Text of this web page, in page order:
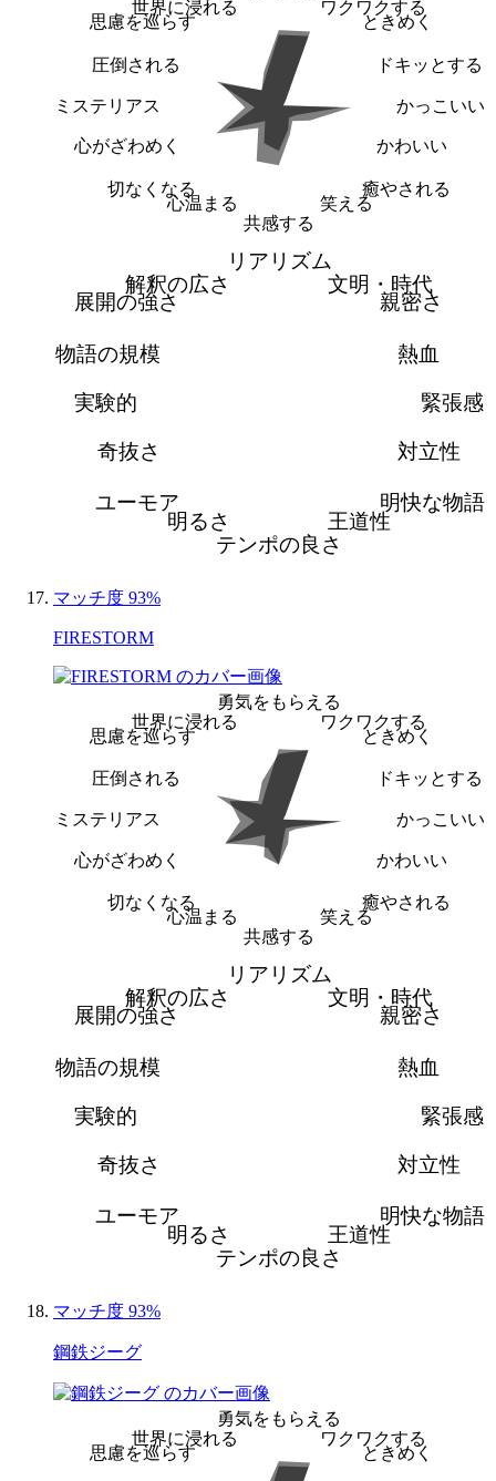
ワクワクする
ときめく
ドキッとする
かっこいい
かわいい
癒やされる
笑える
共感する
心温まる
切なくなる
心がざわめく
ミステリアス
圧倒される
思慮を巡らす
世界に浸れる
リアリズム
文明・時代
親密さ
熱血
緊張感
対立性
明快な物語
王道性
テンポの良さ
明るさ
ユーモア
奇抜さ
実験的
物語の規模
展開の強さ
解釈の広さ
マッチ度 93%
FIRESTORM
勇気をもらえる
ワクワクする
ときめく
ドキッとする
かっこいい
かわいい
癒やされる
笑える
共感する
心温まる
切なくなる
心がざわめく
ミステリアス
圧倒される
思慮を巡らす
世界に浸れる
リアリズム
文明・時代
親密さ
熱血
緊張感
対立性
明快な物語
王道性
テンポの良さ
明るさ
ユーモア
奇抜さ
実験的
物語の規模
展開の強さ
解釈の広さ
マッチ度 93%
鋼鉄ジーグ
勇気をもらえる
ワクワクする
ときめく
思慮を巡らす
世界に浸れる